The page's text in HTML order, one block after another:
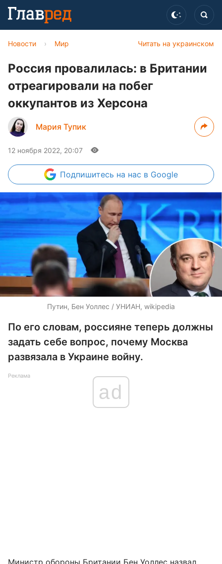
Читать на украинском
Новости › Мир
Россия провалилась: в Британии
отреагировали на побег
оккупантов из Херсона
Мария Тупик
12 ноября 2022, 20:07
Подпишитесь на нас в Google
Путин, Бен Уоллес / УНИАН, wikipedia
По его словам, россияне теперь должны
задать себе вопрос, почему Москва
развязала в Украине войну.
Реклама
ad
Министр обороны Британии Бен Уоллес назвал